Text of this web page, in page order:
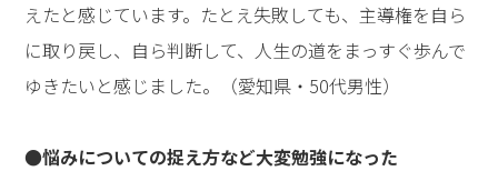
えたと感じています。たとえ失敗しても、主導権を自ら
に取り戻し、自ら判断して、人生の道をまっすぐ歩んで
ゆきたいと感じました。（愛知県・50代男性）
●悩みについての捉え方など大変勉強になった